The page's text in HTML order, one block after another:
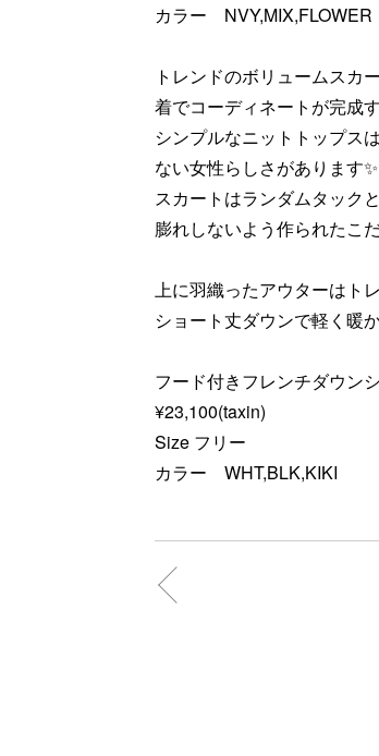
カラー NVY,MIX,FLOWER
トレンドのボリュームスカ
着でコーディネートが完成
シンプルなニットトップス
ない女性らしさがあります✨
スカートはランダムタック
膨れしないよう作られたこ
上に羽織ったアウターはト
ショート丈ダウンで軽く暖
フード付きフレンチダウン
¥23,100(taxin)
Size フリー
カラー WHT,BLK,KIKI